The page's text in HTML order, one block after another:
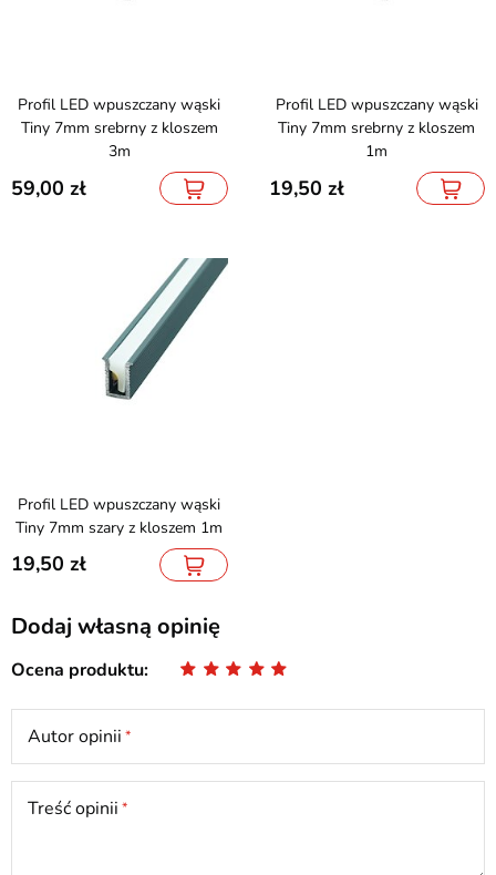
Profil LED wpuszczany wąski
Tiny 7mm srebrny z kloszem
3m
59,00
Profil LED wpuszczany wąski
Tiny 7mm srebrny z kloszem
1m
19,50
Profil LED wpuszczany wąski
Tiny 7mm szary z kloszem 1m
19,50
Dodaj własną opinię
Ocena produktu
Autor opinii
Treść opinii